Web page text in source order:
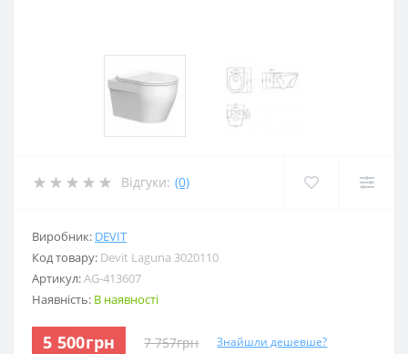
Відгуки: (0)
Виробник: DEVIT
Код товару: Devit Laguna 3020110
Артикул:AG-413607
Наявність: В наявності
5 500грн 7 757грн Знайшли дешевше?